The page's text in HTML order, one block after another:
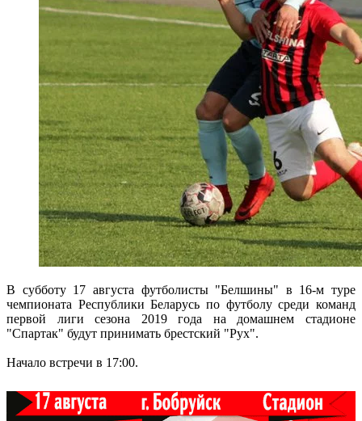
В субботу 17 августа футболисты "Белшины" в 16-м туре
чемпионата Республики Беларусь по футболу среди команд
первой лиги сезона 2019 года на домашнем стадионе
"Спартак" будут принимать брестский "Рух".
Начало встречи в 17:00.